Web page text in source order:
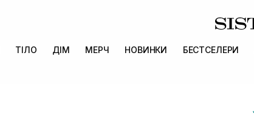
ТІЛО ДІМ МЕРЧ НОВИНКИ БЕСТСЕЛЕРИ